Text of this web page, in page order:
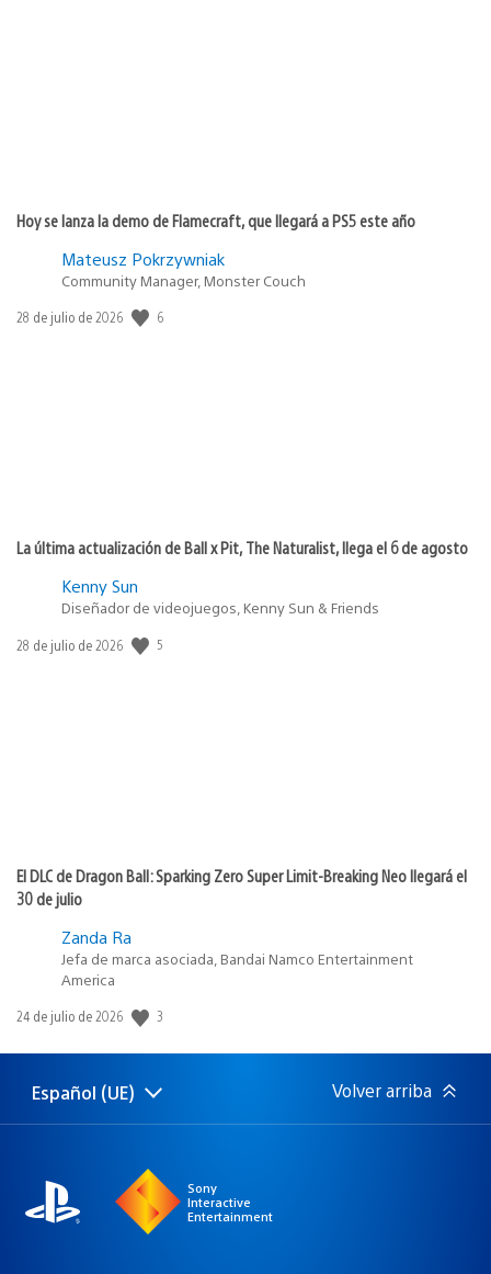
Hoy se lanza la demo de Flamecraft, que llegará a PS5 este año
Mateusz Pokrzywniak
Community Manager, Monster Couch
Fecha
28 de julio de 2026 6
La última actualización de Ball x Pit, The Naturalist, llega el 6 de agosto
Kenny Sun
Diseñador de videojuegos, Kenny Sun & Friends
Fecha
28 de julio de 2026 5
El DLC de Dragon Ball: Sparking Zero Super Limit-Breaking Neo llegará el
30 de julio
Zanda Ra
Jefa de marca asociada, Bandai Namco Entertainment
America
Fecha
publicación:
24 de julio de 2026 3
Selecciona
Región
Español (UE) Volver arriba
Sony
Interactive
Entertainment